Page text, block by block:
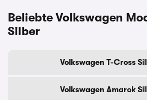
Beliebte Volkswagen
Silber
Volkswagen T-Cross
Volkswagen Amarok